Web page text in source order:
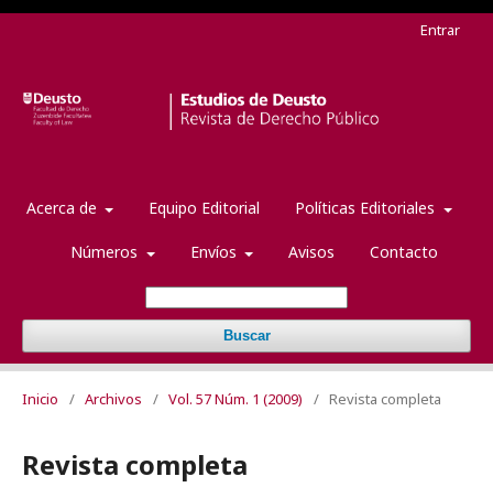
Acerca de Equipo Editorial Políticas Editoriales
Números Envíos Avisos Contacto
Buscar
Entrar
Inicio / Archivos / Vol. 57 Núm. 1 (2009) / Revista completa
Revista completa